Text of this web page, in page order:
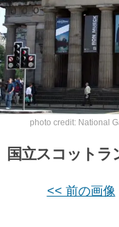
photo credit: National
国立スコットラ
<< 前の画像